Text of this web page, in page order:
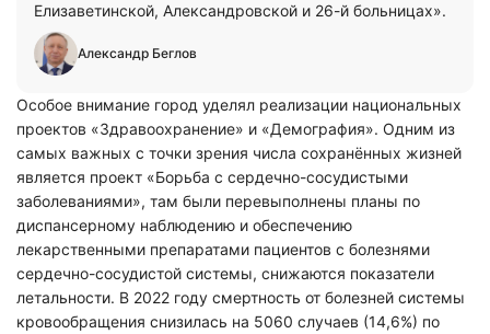
Елизаветинской, Александровской и 26-й больницах».
Александр Беглов
Особое внимание город уделял реализации национальных
проектов «Здравоохранение» и «Демография». Одним из
самых важных с точки зрения числа сохранённых жизней
является проект «Борьба с сердечно-сосудистыми
заболеваниями», там были перевыполнены планы по
диспансерному наблюдению и обеспечению
лекарственными препаратами пациентов с болезнями
сердечно-сосудистой системы, снижаются показатели
летальности. В 2022 году смертность от болезней системы
кровообращения снизилась на 5060 случаев (14,6%) по